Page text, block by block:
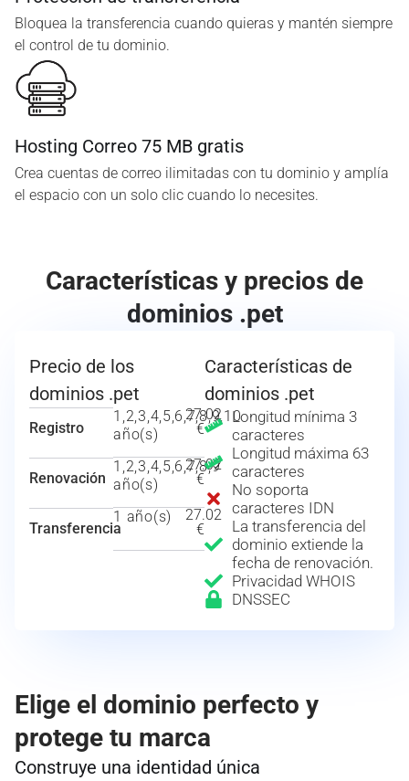
Bloquea la transferencia cuando quieras y mantén siempre
el control de tu dominio.
Hosting Correo 75 MB gratis
Crea cuentas de correo ilimitadas con tu dominio y amplía
el espacio con un solo clic cuando lo necesites.
Características y precios de
dominios .pet
Precio de los
dominios .pet
Registro
1,2,3,4,5,6,7,8,9,10
año(s)
27.02
€
Renovación
1,2,3,4,5,6,7,8,9
año(s)
27.02
€
Transferencia
1 año(s)
27.02
€
Características de
dominios .pet
Longitud mínima 3
caracteres
Longitud máxima 63
caracteres
No soporta
caracteres IDN
La transferencia del
dominio extiende la
fecha de renovación.
Privacidad WHOIS
DNSSEC
Elige el dominio perfecto y
protege tu marca
Construye una identidad única